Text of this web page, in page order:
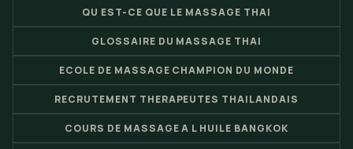
QU EST-CE QUE LE MASSAGE THAI
GLOSSAIRE DU MASSAGE THAI
ECOLE DE MASSAGE CHAMPION DU MONDE
RECRUTEMENT THERAPEUTES THAILANDAIS
COURS DE MASSAGE A L HUILE BANGKOK